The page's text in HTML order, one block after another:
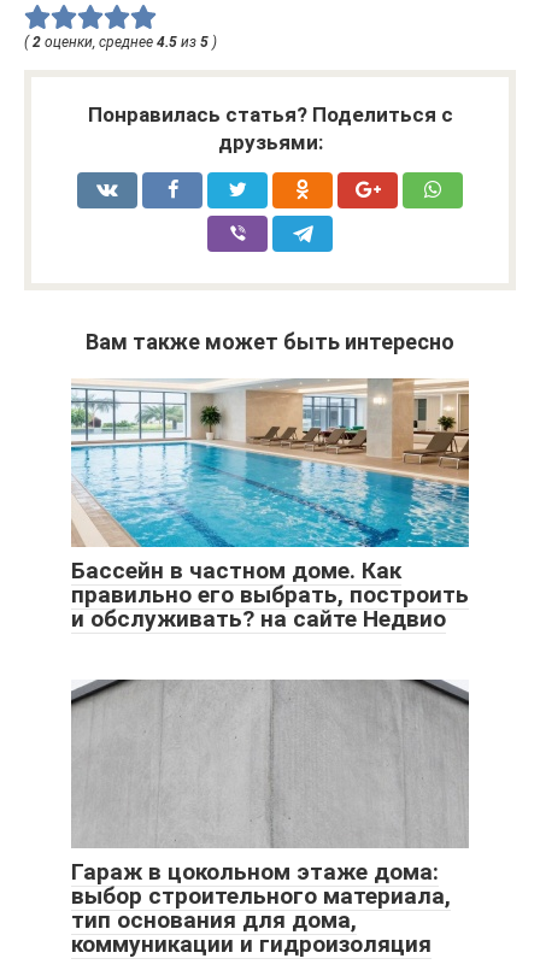
( 2 оценки, среднее 4.5 из 5 )
Понравилась статья? Поделиться с
друзьями:
Вам также может быть интересно
Бассейн в частном доме. Как
правильно его выбрать, построить
и обслуживать? на сайте Недвио
Гараж в цокольном этаже дома:
выбор строительного материала,
тип основания для дома,
коммуникации и гидроизоляция